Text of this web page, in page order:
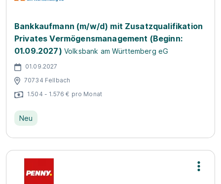
Bankkaufmann (m/w/d) mit Zusatzqualifikation
Privates Vermögensmanagement (Beginn:
01.09.2027) Volksbank am Württemberg eG
01.09.2027
70734 Fellbach
1.504 - 1.576 € pro Monat
Neu